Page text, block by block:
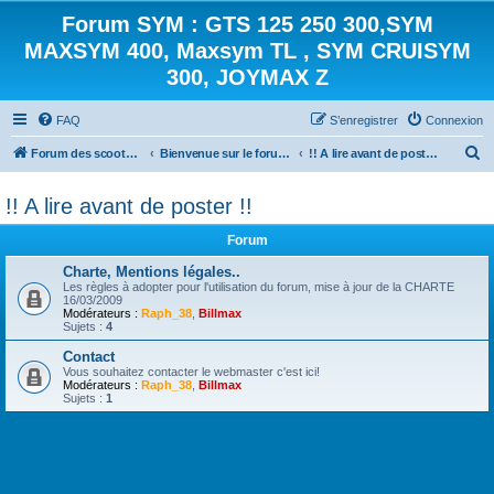
Forum SYM : GTS 125 250 300,SYM
MAXSYM 400, Maxsym TL , SYM CRUISYM
300, JOYMAX Z
FAQ Connexion
S’enregistrer
Forum des scooters SYM - GTS -MAXSYM - CRUISYM - JOYMAX - Maxsym TL Bienvenue sur le forum des scooters de la gamme SYM !! A lire avant de poster !!
e
h
!! A lire avant de poster !!
Forum
Charte, Mentions légales..
Les règles à adopter pour l'utilisation du forum, mise à jour de la CHARTE
16/03/2009
Modérateurs : Raph_38 Billmax
Sujets : 4
Contact
Vous souhaitez contacter le webmaster c'est ici!
Modérateurs : Raph_38 Billmax
Sujets : 1